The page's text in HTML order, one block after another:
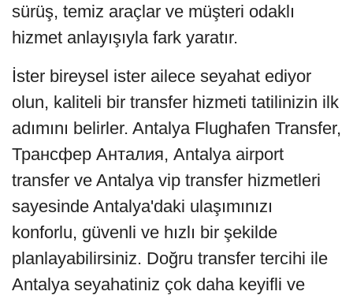
sürüş, temiz araçlar ve müşteri odaklı
hizmet anlayışıyla fark yaratır.
İster bireysel ister ailece seyahat ediyor
olun, kaliteli bir transfer hizmeti tatilinizin ilk
adımını belirler. Antalya Flughafen Transfer,
Трансфер Анталия, Antalya airport
transfer ve Antalya vip transfer hizmetleri
sayesinde Antalya'daki ulaşımınızı
konforlu, güvenli ve hızlı bir şekilde
planlayabilirsiniz. Doğru transfer tercihi ile
Antalya seyahatiniz çok daha keyifli ve